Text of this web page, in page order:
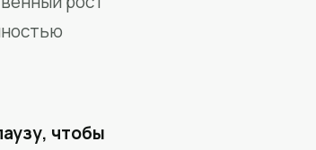
чтобы